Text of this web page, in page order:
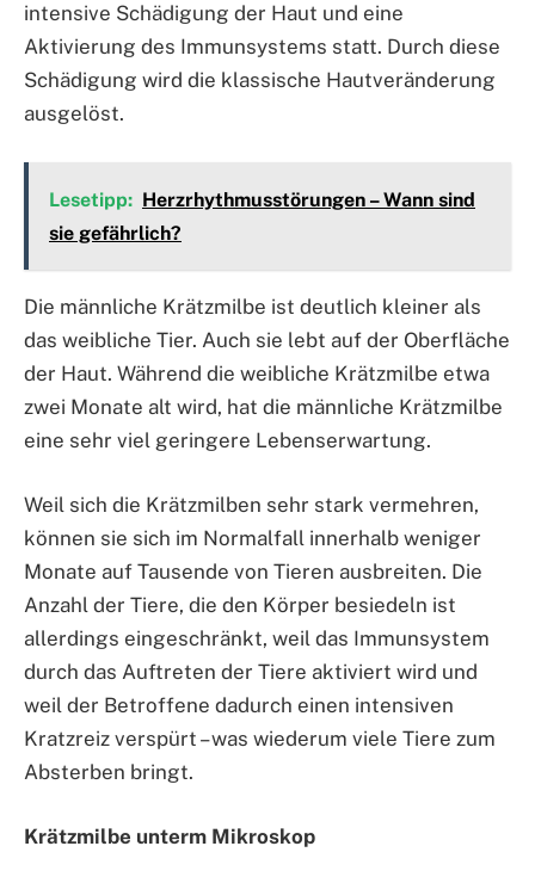
intensive Schädigung der Haut und eine
Aktivierung des Immunsystems statt. Durch diese
Schädigung wird die klassische Hautveränderung
ausgelöst.
Lesetipp: Herzrhythmusstörungen – Wann sind
sie gefährlich?
Die männliche Krätzmilbe ist deutlich kleiner als
das weibliche Tier. Auch sie lebt auf der Oberfläche
der Haut. Während die weibliche Krätzmilbe etwa
zwei Monate alt wird, hat die männliche Krätzmilbe
eine sehr viel geringere Lebenserwartung.
Weil sich die Krätzmilben sehr stark vermehren,
können sie sich im Normalfall innerhalb weniger
Monate auf Tausende von Tieren ausbreiten. Die
Anzahl der Tiere, die den Körper besiedeln ist
allerdings eingeschränkt, weil das Immunsystem
durch das Auftreten der Tiere aktiviert wird und
weil der Betroffene dadurch einen intensiven
Kratzreiz verspürt – was wiederum viele Tiere zum
Absterben bringt.
Krätzmilbe unterm Mikroskop